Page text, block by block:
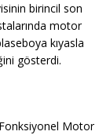
birincil son
motor
kıyasla
gösterdi.
Motor